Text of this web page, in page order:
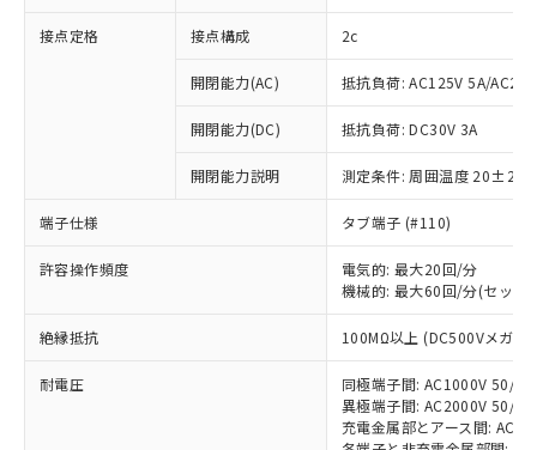
接点定格 接点構成 2c
開閉能力(AC) 抵抗負荷: AC125V 5A/
開閉能力(DC) 抵抗負荷: DC30V 3A
開閉能力説明 測定条件: 周囲温度 20±2℃
端子仕様 タブ端子 (#110)
許容操作頻度
電気的: 最大20回/分
機械的: 最大60回/分(セット
絶縁抵抗 100MΩ以上 (DC500Vメガ)
耐電圧
同極端子間: AC1000V 50/
異極端子間: AC2000V 50/
充電金属部とアース間:
※1 対応状況
対応済み：EU RoHS指令（10物質）の
非含有に対応した製品が提供可能な商品で